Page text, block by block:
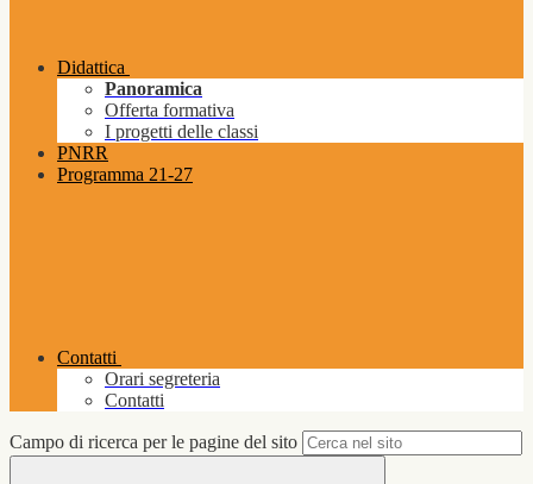
Didattica
Panoramica
Offerta formativa
I progetti delle classi
PNRR
Programma 21-27
Contatti
Orari segreteria
Contatti
Campo di ricerca per le pagine del sito